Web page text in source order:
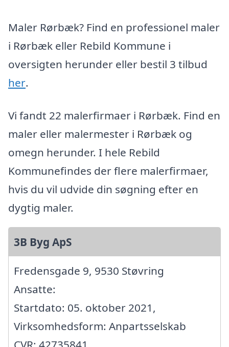
Maler Rørbæk? Find en professionel maler
i Rørbæk eller Rebild Kommune i
oversigten herunder eller bestil 3 tilbud
her.
Vi fandt 22 malerfirmaer i Rørbæk. Find en
maler eller malermester i Rørbæk og
omegn herunder. I hele Rebild
Kommunefindes der flere malerfirmaer,
hvis du vil udvide din søgning efter en
dygtig maler.
3B Byg ApS
Fredensgade 9, 9530 Støvring
Ansatte:
Startdato: 05. oktober 2021,
Virksomhedsform: Anpartsselskab